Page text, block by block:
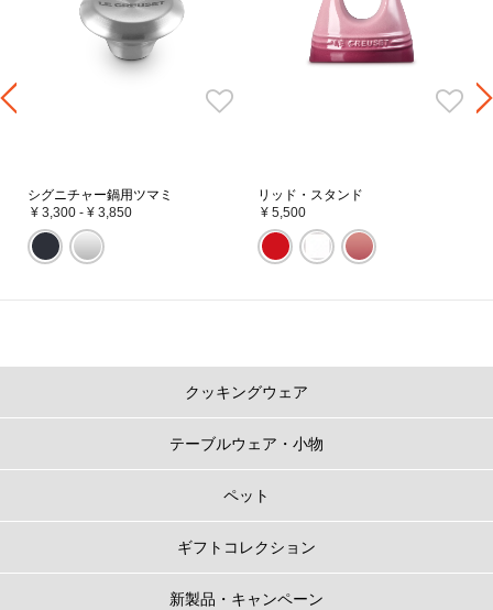
2～4人分 3合
3～5人分 4合
30cm 7～14人分 -
※直径24cm以上のお鍋は炊きあがりにムラができる場合があるため、炊飯に
1. うまみを閉じ込める、だからおいしい
フタの3カ所に突起があることで、隙間からゆっくり均一に蒸気を逃がし、う
まみが凝縮されていきます。また、吹きこぼれしにくく、安全面にも配慮し
シグニチャー鍋用ツマミ
¥ 3,300 - ¥ 3,850
リッド・スタンド
¥ 5,500
クッキングウェア
テーブルウェア・小物
ペット
ギフトコレクション
新製品・キャンペーン